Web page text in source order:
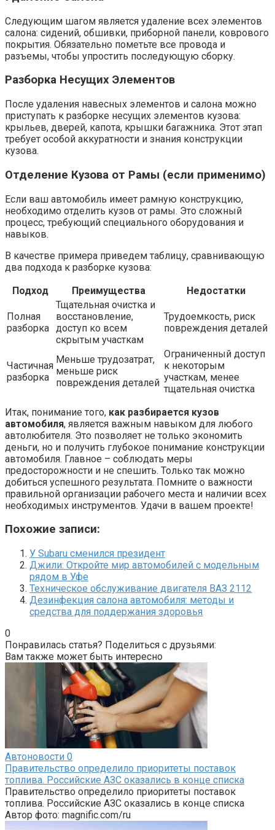
Следующим шагом является удаление всех элементов
салона: сидений, обшивки, приборной панели, коврового
покрытия. Обязательно пометьте все провода и
разъемы, чтобы упростить последующую сборку.
Разборка Несущих Элементов
После удаления навесных элементов и салона можно
приступать к разборке несущих элементов кузова:
крыльев, дверей, капота, крышки багажника. Этот этап
требует особой аккуратности и знания конструкции
кузова.
Отделение Кузова от Рамы (если применимо)
Если ваш автомобиль имеет рамную конструкцию,
необходимо отделить кузов от рамы. Это сложный
процесс, требующий специального оборудования и
навыков.
В качестве примера приведем таблицу, сравнивающую
два подхода к разборке кузова:
Подход
Преимущества Недостатки
Полная
разборка
Тщательная очистка и
восстановление,
доступ ко всем
скрытым участкам
Трудоемкость, риск
повреждения деталей
Частичная
разборка
Меньше трудозатрат,
меньше риск
повреждения деталей
Ограниченный доступ
к некоторым
участкам, менее
тщательная очистка
Итак, понимание того, как разбирается кузов
автомобиля, является важным навыком для любого
автолюбителя. Это позволяет не только экономить
деньги, но и получить глубокое понимание конструкции
автомобиля. Главное – соблюдать меры
предосторожности и не спешить. Только так можно
добиться успешного результата. Помните о важности
правильной организации рабочего места и наличии всех
необходимых инструментов. Удачи в вашем проекте!
Похожие записи:
У Subaru сменился президент
Джили: Откройте мир автомобилей с модельным
рядом в Уфе
Техническое обслуживание двигателя ВАЗ 2112
Дезинфекция салона автомобиля: методы и
средства для поддержания здоровья
0
Понравилась статья? Поделиться с друзьями:
Вам также может быть интересно
Автоновости 0
Правительство определило приоритеты поставок
топлива. Российские АЗС оказались в конце списка
Правительство определило приоритеты поставок
топлива. Российские АЗС оказались в конце списка
Автор фото: magnific.com/ru